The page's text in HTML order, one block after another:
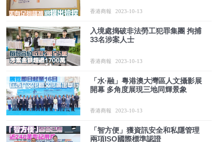
香港商報 2023-10-13
入境處搗破非法勞工犯罪集團 拘捕
33名涉案人士
香港商報 2023-10-13
「水·融」粵港澳大灣區人文攝影展
開幕 多角度展現三地同輝景象
香港商報 2023-10-13
「智方便」獲資訊安全和私隱管理
兩項ISO國際標準認證